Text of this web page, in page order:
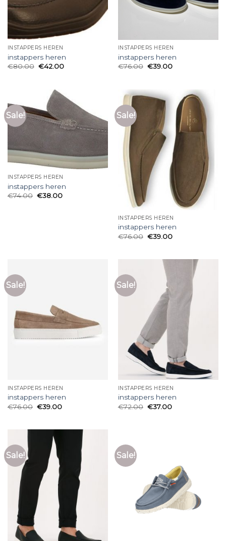
INSTAPPERS HEREN
instappers heren
€80.00 €42.00
INSTAPPERS HEREN
instappers heren
€76.00 €39.00
Sale!
INSTAPPERS HEREN
instappers heren
€74.00 €38.00
Sale!
INSTAPPERS HEREN
instappers heren
€76.00 €39.00
Sale!
INSTAPPERS HEREN
instappers heren
€76.00 €39.00
Sale!
INSTAPPERS HEREN
instappers heren
€72.00 €37.00
Sale! Sale!